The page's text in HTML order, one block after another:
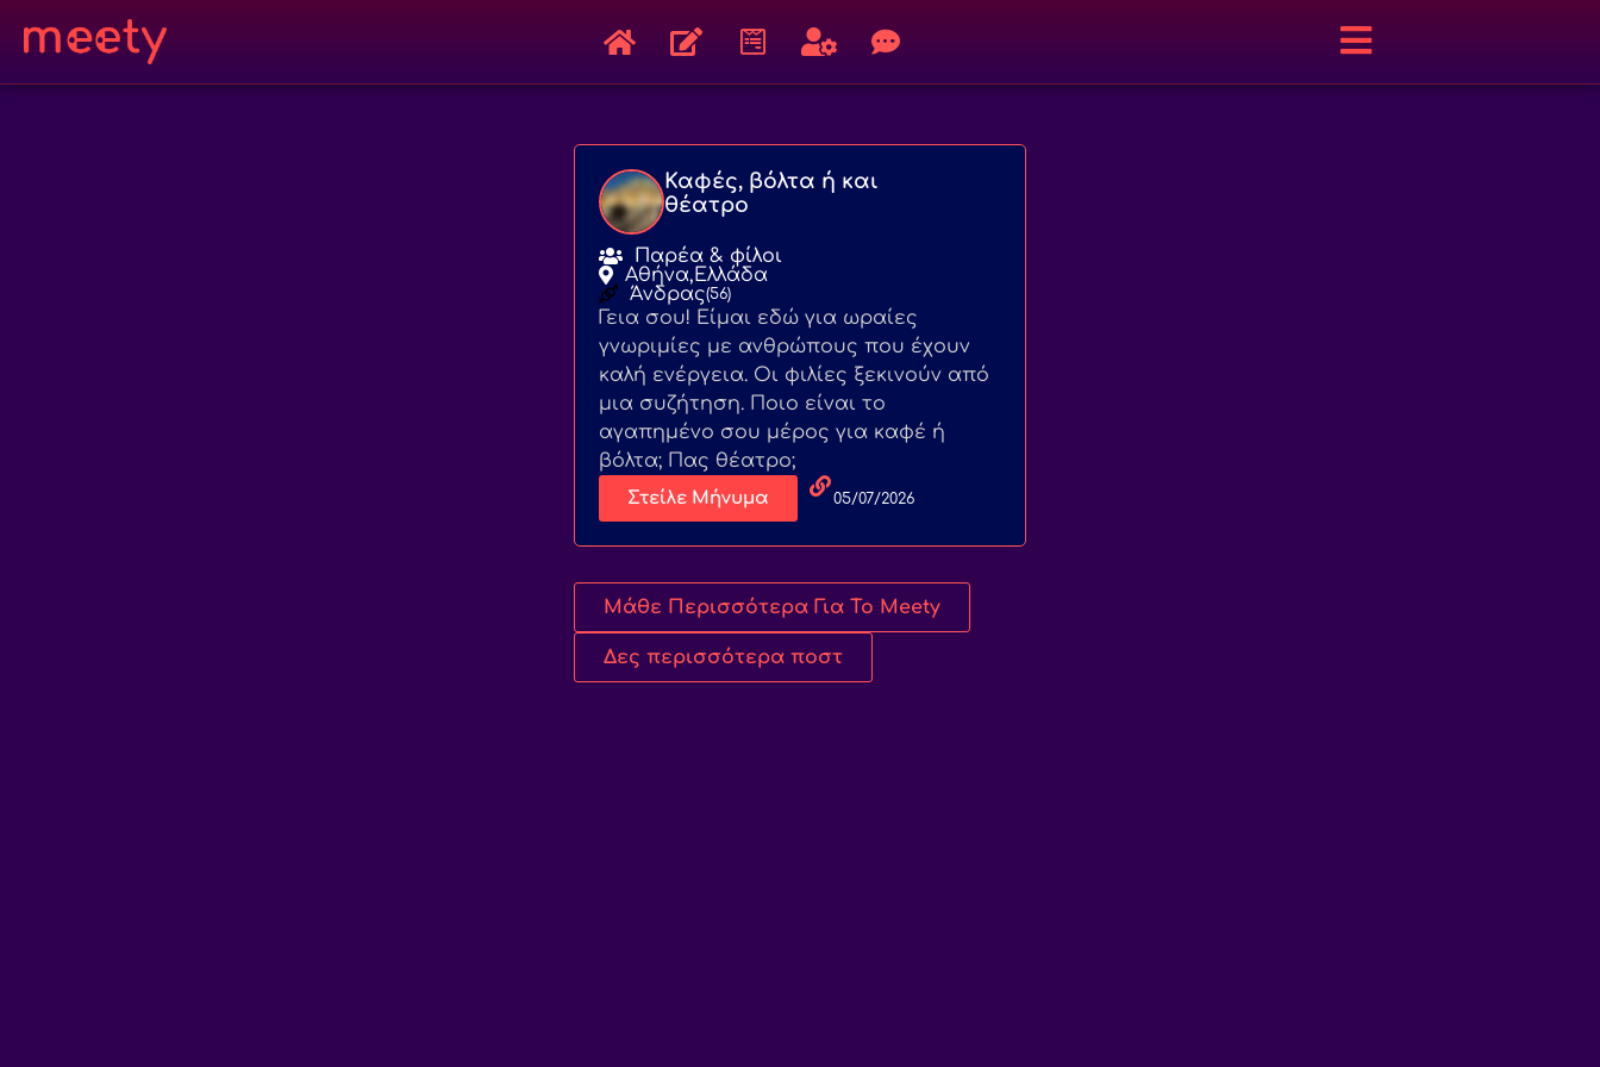
Καφές, βόλτα ή και
θέατρο
Παρέα & φίλοι
Αθήνα,Ελλάδα
Άνδρας(56)
Γεια σου! Είμαι εδώ για ωραίες
γνωριμίες με ανθρώπους που έχουν
καλή ενέργεια. Οι φιλίες ξεκινούν από
μια συζήτηση. Ποιο είναι το
αγαπημένο σου μέρος για καφέ ή
βόλτα; Πας θέατρο;
Στείλε Μήνυμα 05/07/2026
Μάθε Περισσότερα Για Το Meety
Δες περισσότερα ποστ